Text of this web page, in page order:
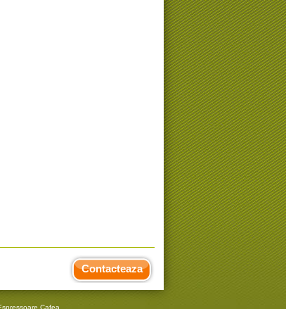
Contacteaza
Cafea